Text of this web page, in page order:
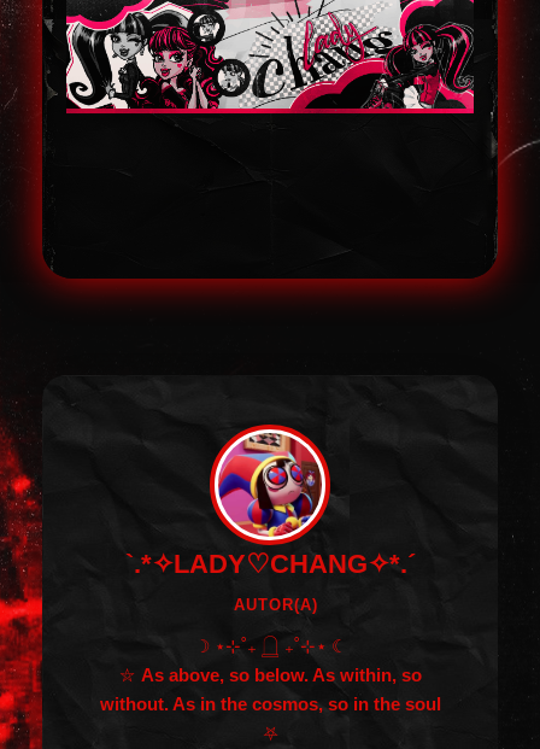
`.*✧LADY♡CHANG✧*.´
AUTOR(A)
☽ ⋆⊹˚₊ 𓉸 ₊˚⊹⋆ ☾
⛦ As above, so below. As within, so
without. As in the cosmos, so in the soul
⛧